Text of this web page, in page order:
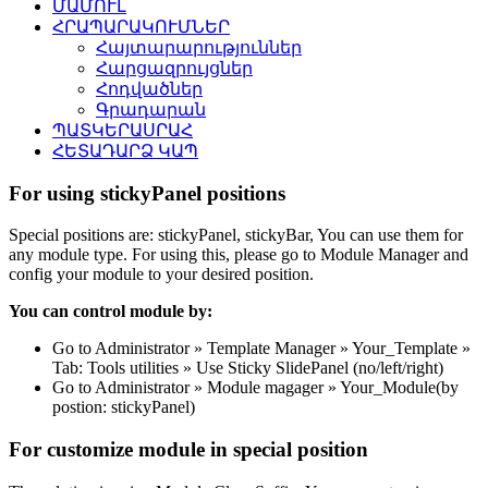
ՄԱՄՈՒԼ
ՀՐԱՊԱՐԱԿՈՒՄՆԵՐ
Հայտարարություններ
Հարցազրույցներ
Հոդվածներ
Գրադարան
ՊԱՏԿԵՐԱՍՐԱՀ
ՀԵՏԱԴԱՐՁ ԿԱՊ
For using stickyPanel positions
Special positions are: stickyPanel, stickyBar, You can use them for
any module type. For using this, please go to Module Manager and
config your module to your desired position.
You can control module by:
Go to Administrator » Template Manager » Your_Template »
Tab: Tools utilities » Use Sticky SlidePanel (no/left/right)
Go to Administrator » Module magager » Your_Module(by
postion: stickyPanel)
For customize module in special position